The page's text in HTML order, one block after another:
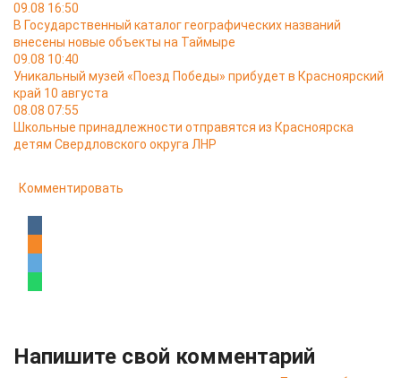
09.08 16:50
В Государственный каталог географических названий
внесены новые объекты на Таймыре
09.08 10:40
Уникальный музей «Поезд Победы» прибудет в Красноярский
край 10 августа
08.08 07:55
Школьные принадлежности отправятся из Красноярска
детям Свердловского округа ЛНР
Комментировать
Напишите свой комментарий